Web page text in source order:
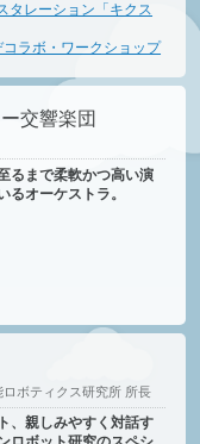
タレーション「キクス
コラボ・ワークショップ
交響楽団
るまで柔軟かつ高い演
るオーケストラ。
ボティクス研究所 所長
、親しみやすく対話す